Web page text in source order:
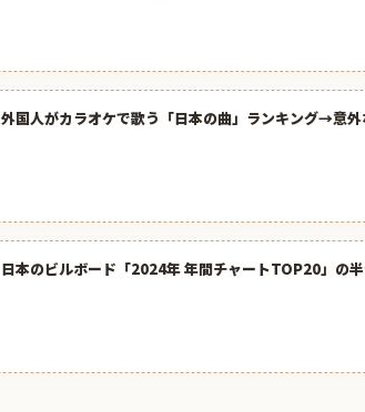
外国人がカラオケで歌う「日本の曲」ランキング→意外
日本のビルボード「2024年 年間チャートTOP20」の